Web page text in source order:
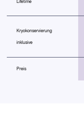
Kryokonservierung
inklusive
Preis